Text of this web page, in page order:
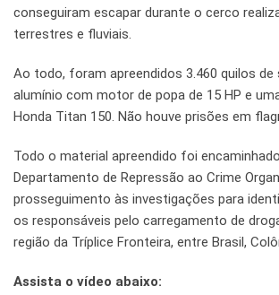
conseguiram escapar durante o cerco
terrestres e fluviais.
Ao todo, foram apreendidos 3.460 quilos de
alumínio com motor de popa de 15 HP e
Honda Titan 150. Não houve prisões em
Todo o material apreendido foi
Departamento de Repressão ao Crime
prosseguimento às investigações para
os responsáveis pelo carregamento de
região da Tríplice Fronteira, entre Brasil,
Assista o vídeo abaixo: